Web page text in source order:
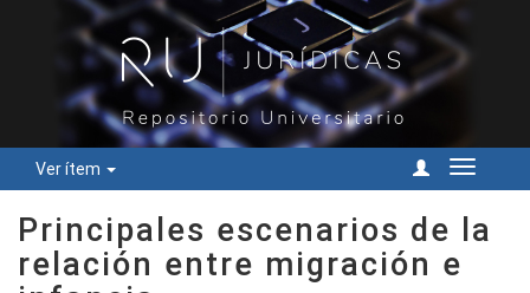
Ver ítem
Cambiar
Principales escenarios de la
relación entre migración e